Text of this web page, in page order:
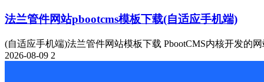
法兰管件网站pbootcms模板下载(自适应手机端)
(自适应手机端)法兰管件网站模板下载 PbootCMS内核开发的
2026-08-09 2